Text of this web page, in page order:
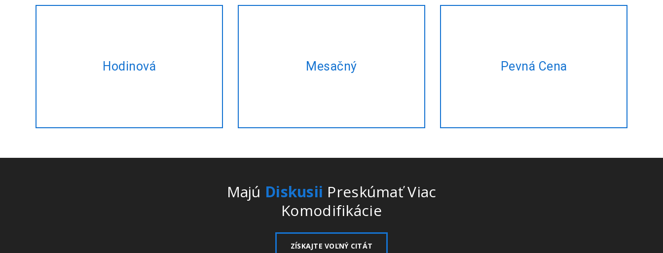
Hodinová
hodinovom základe šité na mieru
Mesačný
rovnaké ASP.net rozvoj služieb v
Pevná Cena
správu? Dovoľte nám, aby to pre vás
Majú Diskusii Preskúmať Viac
Komodifikácie
ZÍSKAJTE VOĽNÝ CITÁT